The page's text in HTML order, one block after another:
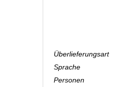
Überlieferungsart
Sprache
Personen